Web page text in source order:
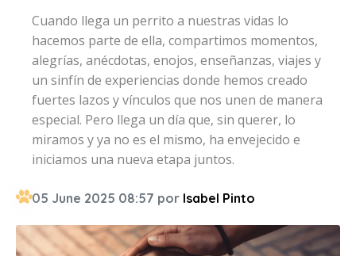
Cuando llega un perrito a nuestras vidas lo
hacemos parte de ella, compartimos momentos,
alegrías, anécdotas, enojos, enseñanzas, viajes y
un sinfín de experiencias donde hemos creado
fuertes lazos y vínculos que nos unen de manera
especial. Pero llega un día que, sin querer, lo
miramos y ya no es el mismo, ha envejecido e
iniciamos una nueva etapa juntos.
05 June 2025 08:57 por Isabel Pinto